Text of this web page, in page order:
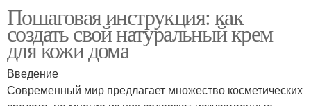
Пошаговая инструкция: как
создать свой натуральный крем
для кожи дома
Введение
Современный мир предлагает множество косметических